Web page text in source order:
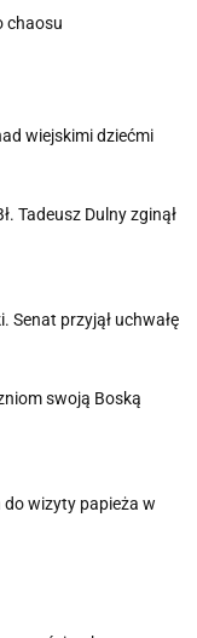
chaosu
wiejskimi dziećmi
Tadeusz Dulny zginął
Senat przyjął uchwałę
swoją Boską
do wizyty papieża w